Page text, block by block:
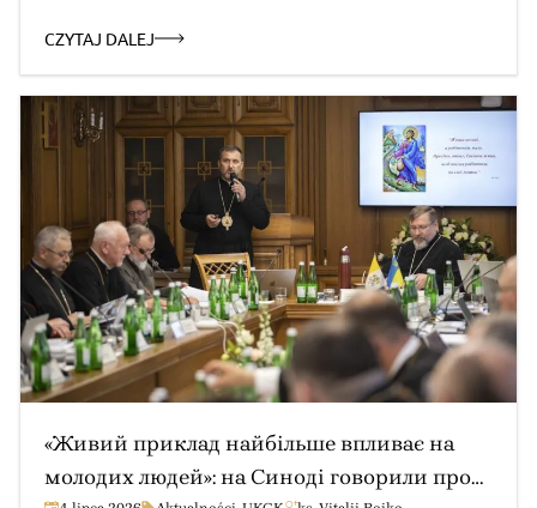
а також Австралії. Публікуємо офіційний комунікат
2026 року. КОМУНІКАТ Синоду Єпископів Української
Греко-Католицької Церкви 2026 року Зарваниця, 1–
10 липня 2026 року У Марійському духовному центрі
«Зарваниця» від 1 до 10 липня 2026 року […]
CZYTAJ DALEJ
«Живий приклад найбільше впливає на
молодих людей»: на Синоді говорили про